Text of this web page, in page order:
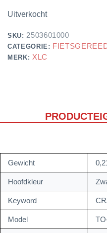
Uitverkocht
SKU: 2503601000
CATEGORIE:
MERK: XLC
Gewicht
Hoofdkleur
Keyword
Model